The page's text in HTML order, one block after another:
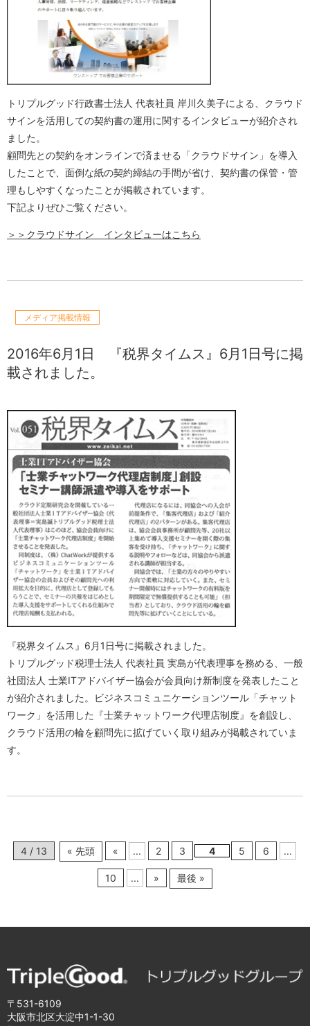
トリプルグッド行政書士法人 代表社員 岸川久美子による、クラウド
サインを活用しての契約書の運用に関するインタビューが紹介され
ました。
顧問先との契約をオンラインで済ませる「クラウドサイン」を導入
したことで、面倒な紙の契約締結の手間が省け、契約書の保管・管
理もしやすくなったことが掲載されています。
下記よりぜひご覧ください。
＞＞クラウドサイン インタビューはこちら
メディア掲載情報
2016年6月1日
『税界タイムス』6月1日号に掲
載されました。
『税界タイムス』6月1日号に掲載されました。
トリプルグッド税理士法人 代表社員 実島が代表理事を務める、一般
社団法人 士業ITアドバイザー協会が会員向け新制度を発表したこと
が紹介されました。ビジネスコミュニケーションツール「チャット
ワーク」を活用した『士業チャットワーク代理店制度』を創設し、
クラウド活用の輪を顧問先に拡げていく取り組みが掲載されていま
す。
4 / 13 « 先頭 « ... 2 3 4 5 6 ...
10 ... » 最後 »
〒531-6109
大阪市北区大淀中1-1-30